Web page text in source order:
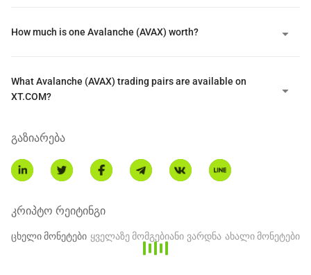
How much is one Avalanche (AVAX) worth?
What Avalanche (AVAX) trading pairs are available on
XT.COM?
გაზიარება
კრიპტო რეიტინგი
ცხელი მონეტები ყველაზე მომგებიანი ვარდნა ახალი მონეტები